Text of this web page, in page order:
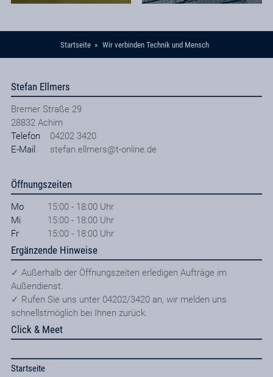
Startseite Wir verbinden Technik und Mensch
Stefan Ellmers
Bremer Straße 29
28832 Achim
Telefon
04202 3420
E-Mail
stefan.ellmers@t-online.de
Öffnungszeiten
Mo
15:00 - 18:00 Uhr
Mi
15:00 - 18:00 Uhr
Fr
15:00 - 18:00 Uhr
Ergänzende Hinweise
✓ Außerhalb der Öffnungszeiten erledigen Aufträge im
Außendienst.
✓ Rufen Sie uns unter 04202/3420 an, wir melden uns
schnellstmöglich bei Ihnen zurück.
Click & Meet
Startseite